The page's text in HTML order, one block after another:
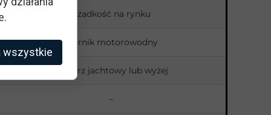
Rzadkość na rynku
Sternik motorowodny
Żeglarz jachtowy lub wyżej
–
wszystkie